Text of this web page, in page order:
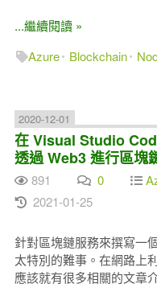
...繼續閱讀 »
Azure
Blockchain
2020-12-01
在 Visual Studio
透過 Web3 進行區塊
891 0
2021-01-25
針對區塊鏈服務來撰寫一
太特別的難事。在網路上
應該就有很多相關的文章